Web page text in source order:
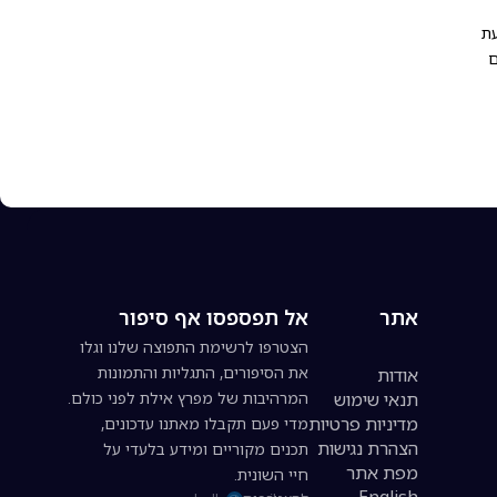
אתר
אודות
תנאי שימוש
מדיניות פרטיות
הצהרת נגישות
מפת אתר
אל תפספסו אף סיפור
הצטרפו לרשימת התפוצה שלנו וגלו
את הסיפורים, התגליות והתמונות
המרהיבות של מפרץ אילת לפני כולם.
מדי פעם תקבלו מאתנו עדכונים,
תכנים מקוריים ומידע בלעדי על
חיי השונית.